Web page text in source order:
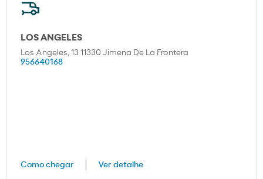
LOS ANGELES
Los Angeles, 13 11330 Jimena De La Frontera
956640168
Como chegar Ver detalhe